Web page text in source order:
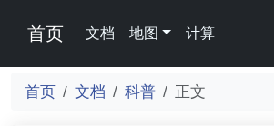
首页 文档 地图 计算
首页 文档 科普 正文